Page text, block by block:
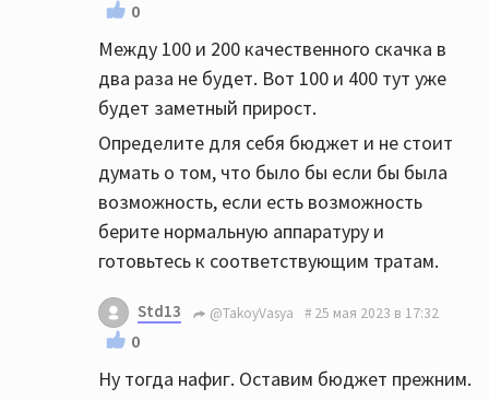
0
Между 100 и 200 качественного скачка в
два раза не будет. Вот 100 и 400 тут уже
будет заметный прирост.
Определите для себя бюджет и не стоит
думать о том, что было бы если бы была
возможность, если есть возможность
берите нормальную аппаратуру и
готовьтесь к соответствующим тратам.
Std13 @TakoyVasya 25 мая 2023 в 17:32
0
Ну тогда нафиг. Оставим бюджет прежним.